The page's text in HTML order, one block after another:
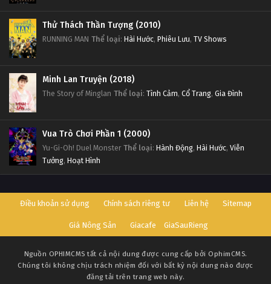
Thử Thách Thần Tượng (2010)
RUNNING MAN Thể loại: Hài Hước, Phiêu Lưu, TV Shows
Minh Lan Truyện (2018)
The Story of Minglan Thể loại: Tình Cảm, Cổ Trang, Gia Đình
Vua Trò Chơi Phần 1 (2000)
Yu-Gi-Oh! Duel Monster Thể loại: Hành Động, Hài Hước, Viễn
Tưởng, Hoạt Hình
Điều khoản sử dụng Chính sách riêng tư Liên hệ Sitemap
Giá Nông Sản Giacafe GiaSauRieng
Nguồn OPHIMCMS tất cả nội dung được cung cấp bởi OphimCMS.
Chúng tôi không chịu trách nhiệm đối với bất kỳ nội dung nào được
đăng tải trên trang web này.